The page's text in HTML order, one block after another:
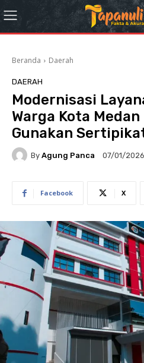
Beranda Daerah
DAERAH
Modernisasi
Warga Kota
Gunakan
By Agung Panca 07/01/2026
Facebook X